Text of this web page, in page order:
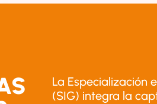
La Especialización
(SIG) integra la